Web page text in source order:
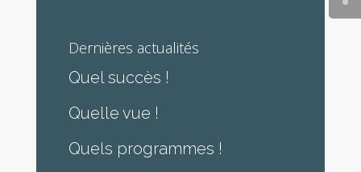
Dernières actualités
Quel succès !
Quelle vue !
Quels programmes !